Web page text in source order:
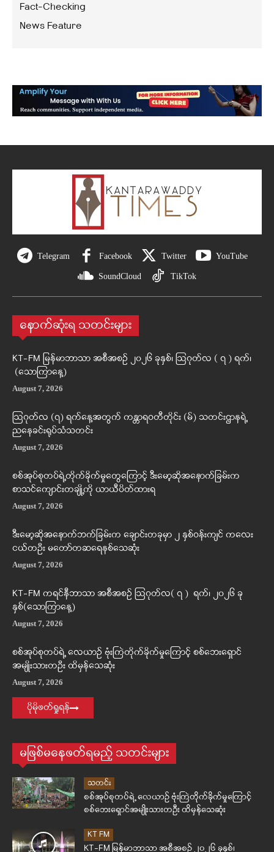
Fact-Checking
News Feature
Telegram Facebook Twitter YouTube
SoundCloud TikTok
နောက်ဆုံးရ သတင်းများ
KT-FM မြန်မာဘာသာ အစီအစဉ် ၂၀၂၆ ခုနှစ်၊ ဩဂုတ်လ ( ၇ ) ရက်၊
(သောကြာနေ့)
August 7, 2026
ဩဂုတ်လ (၇) ရက်နေ့အတွက် ကန္တာရဝတီတိုင်း (မ်) သတင်းဌာနရဲ့
ညနေခင်းရုပ်သံသတင်း
August 7, 2026
စစ်အုပ်စုတပ်ရဲ့တိုက်ခိုက်မှုတွေကြောင့် ဒီးမော့ဆိုအနောက်ခြမ်းက
စာသင်ကျောင်းတချို့ကို ယာယီပိတ်ထားရ
August 7, 2026
ဒီးမော့ဆိုအနောက်ဘက်ခြမ်းက ချောင်းတခုမှာ ၂ နှစ်ဝန်းကျင် ကလေး
ငယ်တဦး မတော်တဆရေနစ်သေဆုံး
August 7, 2026
KT-FM ကရင်နီဘာသာ အစီအစဉ် ဩဂုတ်လ( ၇ ) ရက်၊ ၂၀၂၆ ခု
နှစ်(သောကြာနေ့)
August 7, 2026
စစ်အုပ်စုတပ်ရဲ့ လေယာဉ် ဗုံးကြဲတိုက်ခိုက်မှုကြောင့် စစ်ဘေးရှောင်
အမျိုးသားတဦး ထိမှန်သေဆုံး
August 7, 2026
ပိုမိုဖတ်ရှုရန်
မဖြစ်မနေဖတ်ရမည့် သတင်းများ
သတင်း
စစ်အုပ်စုတပ်ရဲ့ လေယာဉ် ဗုံးကြဲတိုက်ခိုက်မှုကြောင့်
စစ်ဘေးရှောင်အမျိုးသားတဦး ထိမှန်သေဆုံး
KT FM
KT-FM မြန်မာဘာသာ အစီအစဉ် ၂၀၂၆ ခုနှစ်၊